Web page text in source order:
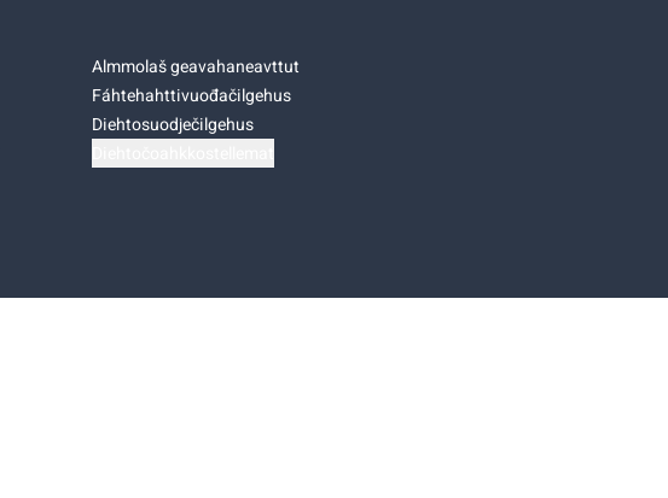
Almmolaš geavahaneavttut
Fáhtehahttivuođačilgehus
Diehtosuodječilgehus